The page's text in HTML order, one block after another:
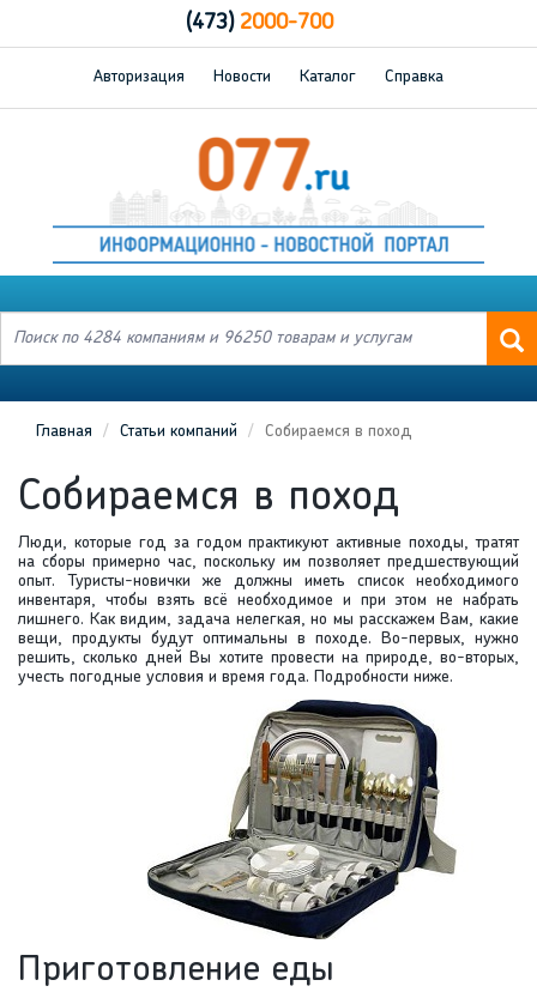
(473)2000-700
Авторизация Новости Каталог Справка
Главная Статьи компаний Собираемся в поход
Собираемся в поход
Люди, которые год за годом практикуют активные походы, тратят
на сборы примерно час, поскольку им позволяет предшествующий
опыт. Туристы-новички же должны иметь список необходимого
инвентаря, чтобы взять всё необходимое и при этом не набрать
лишнего. Как видим, задача нелегкая, но мы расскажем Вам, какие
вещи, продукты будут оптимальны в походе. Во-первых, нужно
решить, сколько дней Вы хотите провести на природе, во-вторых,
учесть погодные условия и время года. Подробности ниже.
Приготовление еды